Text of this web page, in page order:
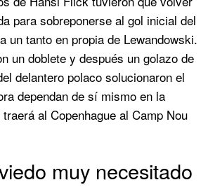
para sobreponerse al gol inicial del
un tanto en propia de Lewandowski.
un doblete y después un golazo de
delantero polaco solucionaron el
dependan de sí mismo en la
al Copenhague al Camp Nou
muy necesitado